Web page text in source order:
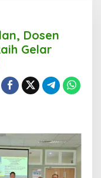
Dosen
Gelar